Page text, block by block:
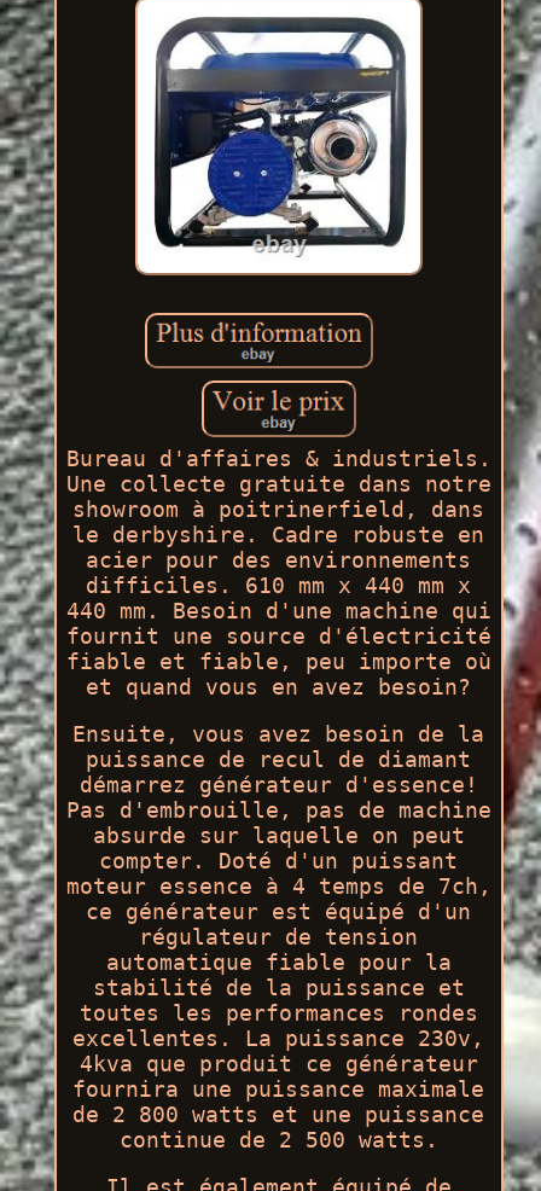
Bureau d'affaires & industriels.
Une collecte gratuite dans notre
showroom à poitrinerfield, dans
le derbyshire. Cadre robuste en
acier pour des environnements
difficiles. 610 mm x 440 mm x
440 mm. Besoin d'une machine qui
fournit une source d'électricité
fiable et fiable, peu importe où
et quand vous en avez besoin?
Ensuite, vous avez besoin de la
puissance de recul de diamant
démarrez générateur d'essence!
Pas d'embrouille, pas de machine
absurde sur laquelle on peut
compter. Doté d'un puissant
moteur essence à 4 temps de 7ch,
ce générateur est équipé d'un
régulateur de tension
automatique fiable pour la
stabilité de la puissance et
toutes les performances rondes
excellentes. La puissance 230v,
4kva que produit ce générateur
fournira une puissance maximale
de 2 800 watts et une puissance
continue de 2 500 watts.